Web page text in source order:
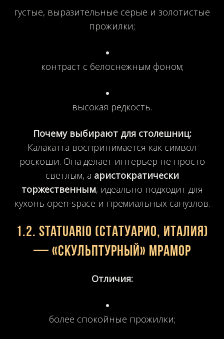
густые, выразительные серые и золотистые
прожилки;
контраст с белоснежным фоном;
высокая редкость.
Почему выбирают для столешниц:
Калакатта воспринимается как символ
роскоши. Она делает интерьер не просто
светлым, а аристократически
торжественным, идеально подходит для
кухонь open-space и премиальных санузлов.
1.2. Statuario (Статуарио, Италия)
— «скульптурный» мрамор
Отличия:
более спокойные прожилки;